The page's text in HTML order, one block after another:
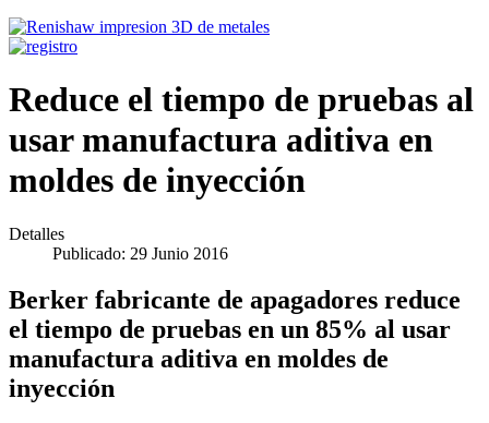
Reduce el tiempo de pruebas al
usar manufactura aditiva en
moldes de inyección
Detalles
Publicado: 29 Junio 2016
Berker fabricante de apagadores reduce
el tiempo de pruebas en un 85% al usar
manufactura aditiva en moldes de
inyección